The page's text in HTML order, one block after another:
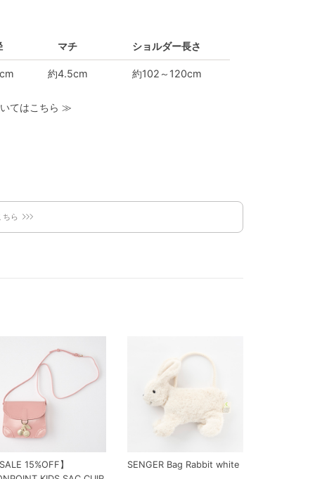
マチ ショルダー長さ
約4.5cm 約102～120cm
てはこちら ≫
ら
SALE 15%OFF】
SENGER Bag Rabbit white